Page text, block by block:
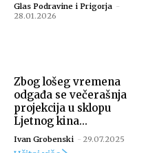
Glas Podravine i Prigorja -
28.01.2026
Zbog lošeg vremena
odgađa se večerašnja
projekcija u sklopu
Ljetnog kina...
Ivan Grobenski - 29.07.2025